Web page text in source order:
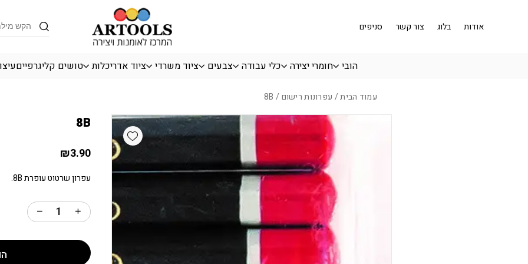
Products
search
אודות
בלוג צור קשר סניפים
הובי חומרי יצירה כלי עבודה צבעים ציוד משרדי ציוד אדריכלות טושים קליגרפיים
עמוד הבית/ עפרונות רישום/ 8B
8B
₪3.90
עפרון שרטוט עופרת 8B.
Add wishlist